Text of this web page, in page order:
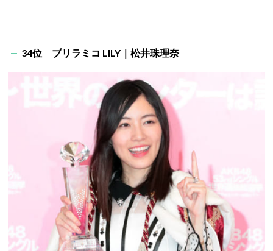
34位 ブリラミコ LILY｜松井珠理奈